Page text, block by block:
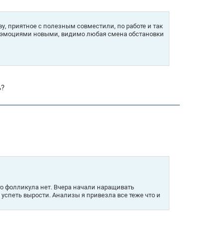
приятное с полезным совместили, по работе и так
эмоциями новыми, видимо любая смена обстановки
фолликула нет. Вчера начали наращивать
вырости. Анализы я привезла все теже что и